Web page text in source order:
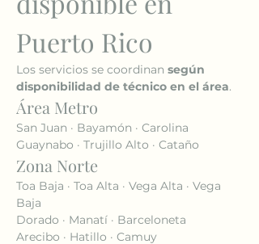
Puerto Rico
Los servicios se coordinan según
disponibilidad de técnico en el área.
Área Metro
San Juan · Bayamón · Carolina
Guaynabo · Trujillo Alto · Cataño
Zona Norte
Toa Baja · Toa Alta · Vega Alta · Vega
Baja
Dorado · Manatí · Barceloneta
Arecibo · Hatillo · Camuy